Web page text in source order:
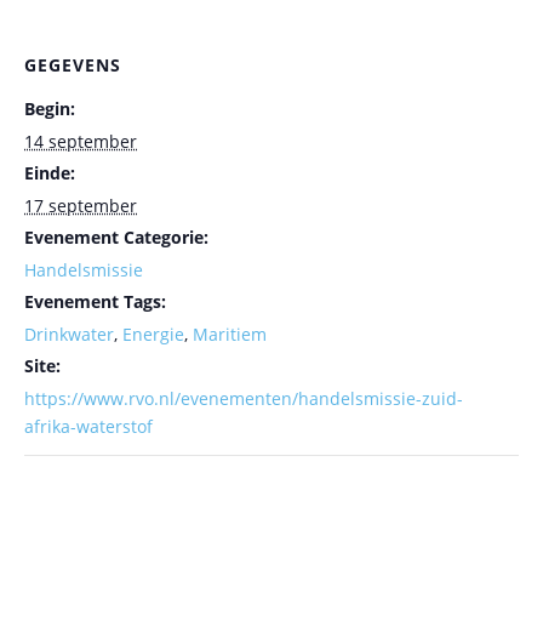
GEGEVENS
Begin:
14 september
Einde:
17 september
Evenement Categorie:
Handelsmissie
Evenement Tags:
Drinkwater, Energie, Maritiem
Site:
https://www.rvo.nl/evenementen/handelsmissie-zuid-
afrika-waterstof